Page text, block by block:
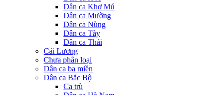
Dân ca Khơ Mú
Dân ca Mường
Dân ca Nùng
Dân ca Tày
Dân ca Thái
Cải Lương
Chưa phân loại
Dân ca ba miền
Dân ca Bắc Bộ
Ca trù